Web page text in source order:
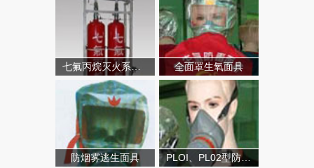
七氟丙烷灭火系统（有管网） 全面罩生氧面具
防烟雾逃生面具 PLOI、PL02型防毒面具